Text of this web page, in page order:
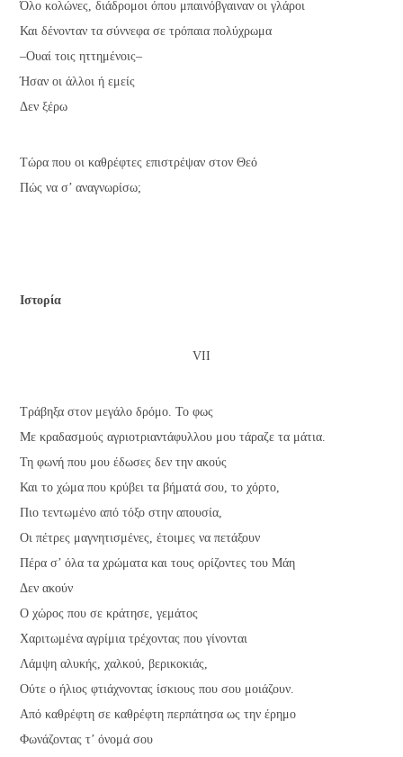
Όλο κολώνες, διάδρομοι όπου μπαινόβγαιναν οι γλάροι
Και δένονταν τα σύννεφα σε τρόπαια πολύχρωμα
–Ουαί τοις ηττημένοις–
Ήσαν οι άλλοι ή εμείς
Δεν ξέρω
Τώρα που οι καθρέφτες επιστρέψαν στον Θεό
Πώς να σ’ αναγνωρίσω;
Ιστορία
VII
Τράβηξα στον μεγάλο δρόμο. Το φως
Με κραδασμούς αγριοτριαντάφυλλου μου τάραζε τα μάτια.
Τη φωνή που μου έδωσες δεν την ακούς
Και το χώμα που κρύβει τα βήματά σου, το χόρτο,
Πιο τεντωμένο από τόξο στην απουσία,
Οι πέτρες μαγνητισμένες, έτοιμες να πετάξουν
Πέρα σ’ όλα τα χρώματα και τους ορίζοντες του Μάη
Δεν ακούν
Ο χώρος που σε κράτησε, γεμάτος
Χαριτωμένα αγρίμια τρέχοντας που γίνονται
Λάμψη αλυκής, χαλκού, βερικοκιάς,
Ούτε ο ήλιος φτιάχνοντας ίσκιους που σου μοιάζουν.
Από καθρέφτη σε καθρέφτη περπάτησα ως την έρημο
Φωνάζοντας τ’ όνομά σου